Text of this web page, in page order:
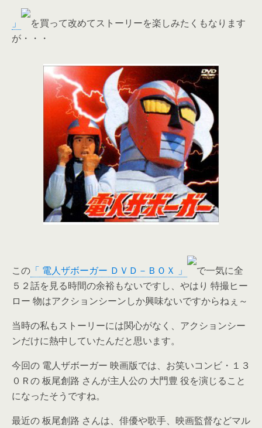
」
を買って改めてストーリーを楽しみたくもなります
が・・・
この 「 電人ザボーガー ＤＶＤ－ＢＯＸ 」
で一気に全
５２話を見る時間の余裕もないですし、やはり 特撮ヒー
ロー 物はアクションシーンしか興味ないですからねぇ～
当時の私もストーリーには関心がなく、アクションシー
ンだけに熱中していたんだと思います。
今回の 電人ザボーガー 映画版では、お笑いコンビ・１３
０Ｒの 板尾創路 さんが主人公の 大門豊 役を演じること
になったそうですね。
最近の 板尾創路 さんは、俳優や歌手、映画監督などマル